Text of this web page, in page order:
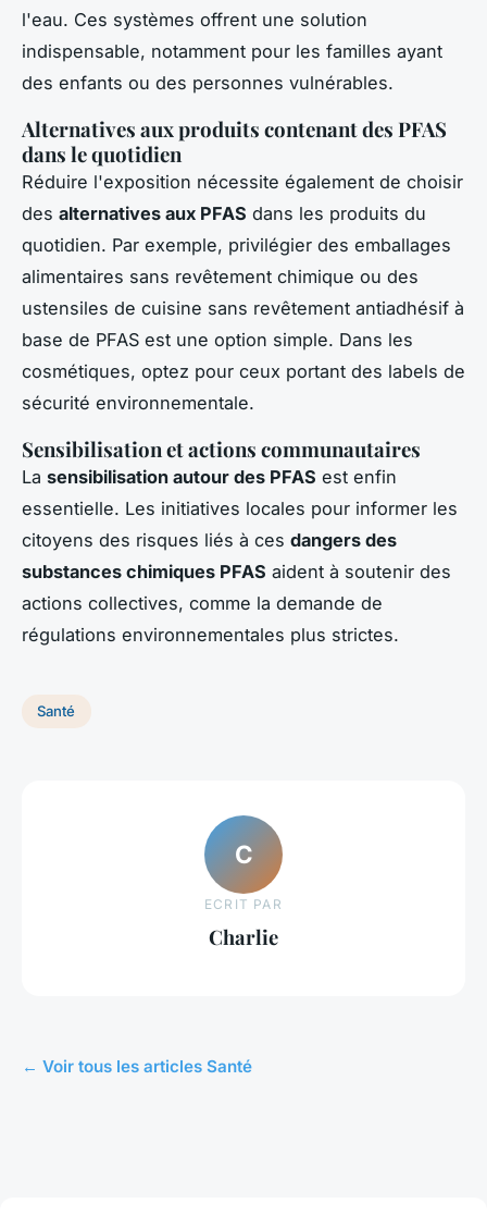
l'eau. Ces systèmes offrent une solution
indispensable, notamment pour les familles ayant
des enfants ou des personnes vulnérables.
Alternatives aux produits contenant des PFAS
dans le quotidien
Réduire l'exposition nécessite également de choisir
des alternatives aux PFAS dans les produits du
quotidien. Par exemple, privilégier des emballages
alimentaires sans revêtement chimique ou des
ustensiles de cuisine sans revêtement antiadhésif à
base de PFAS est une option simple. Dans les
cosmétiques, optez pour ceux portant des labels de
sécurité environnementale.
Sensibilisation et actions communautaires
La sensibilisation autour des PFAS est enfin
essentielle. Les initiatives locales pour informer les
citoyens des risques liés à ces dangers des
substances chimiques PFAS aident à soutenir des
actions collectives, comme la demande de
régulations environnementales plus strictes.
Santé
C
ECRIT PAR
Charlie
← Voir tous les articles Santé